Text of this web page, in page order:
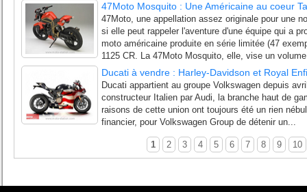
47Moto Mosquito : Une Américaine au coeur
47Moto, une appellation assez originale pour une
si elle peut rappeler l'aventure d'une équipe qui a
moto américaine produite en série limitée (47
1125 CR. La 47Moto Mosquito, elle, vise un
Ducati à vendre : Harley-Davidson et Royal
Ducati appartient au groupe Volkswagen depuis
constructeur Italien par Audi, la branche haut de
raisons de cette union ont toujours été un rien
financier, pour Volkswagen Group de détenir un...
1 2 3 4 5 6 7 8 9 10